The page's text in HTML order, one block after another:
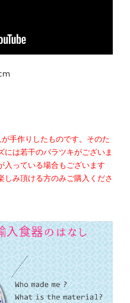
手作りしたものです。そのた
には若干のバラツキがございま
入っている場合もございます
しみ頂ける方のみご購入くださ